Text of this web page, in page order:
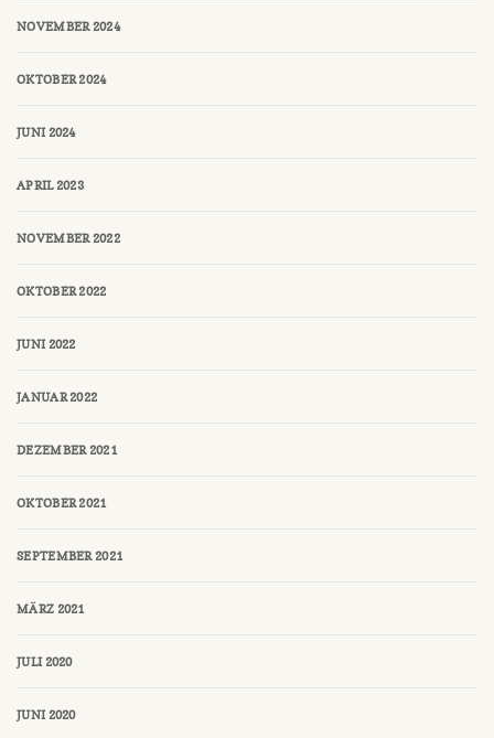
NOVEMBER 2024
OKTOBER 2024
JUNI 2024
APRIL 2023
NOVEMBER 2022
OKTOBER 2022
JUNI 2022
JANUAR 2022
DEZEMBER 2021
OKTOBER 2021
SEPTEMBER 2021
MÄRZ 2021
JULI 2020
JUNI 2020